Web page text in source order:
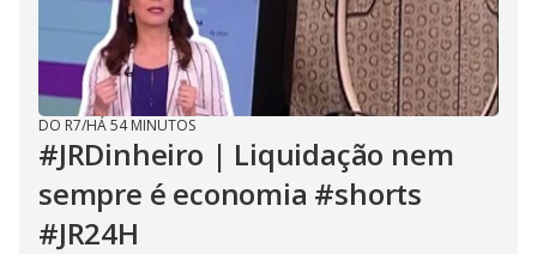
DO R7/HÁ 54 MINUTOS
#JRDinheiro | Liquidação nem
sempre é economia #shorts
#JR24H